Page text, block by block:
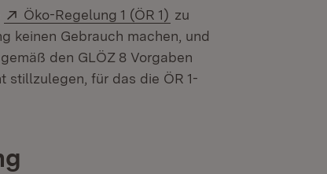
Extern:
Öko-Regelung 1 (ÖR 1) (Öffnet in neuem Fenster)
zu
keinen Gebrauch machen, und
den GLÖZ 8 Vorgaben
stillzulegen, für das die ÖR 1-